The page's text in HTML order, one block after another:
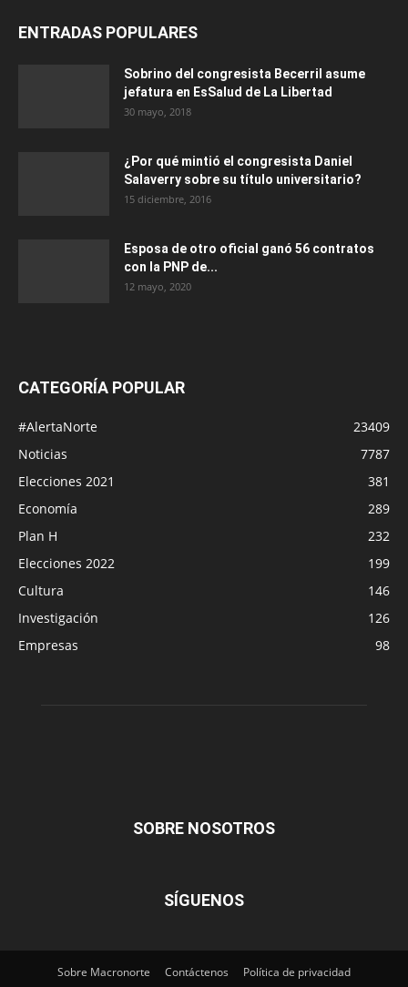
ENTRADAS POPULARES
Sobrino del congresista Becerril asume
jefatura en EsSalud de La Libertad
30 mayo, 2018
¿Por qué mintió el congresista Daniel
Salaverry sobre su título universitario?
15 diciembre, 2016
Esposa de otro oficial ganó 56 contratos
con la PNP de...
12 mayo, 2020
CATEGORÍA POPULAR
#AlertaNorte
23409
Noticias
7787
Elecciones 2021
381
Economía
289
Plan H
232
Elecciones 2022
199
Cultura
146
Investigación
126
Empresas
98
SOBRE NOSOTROS
SÍGUENOS
Sobre Macronorte Contáctenos Política de privacidad